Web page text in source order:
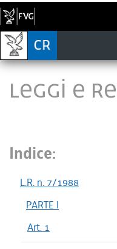
LEGGI E
Indice:
L.R. n. 7/1988
PARTE I
Art. 1